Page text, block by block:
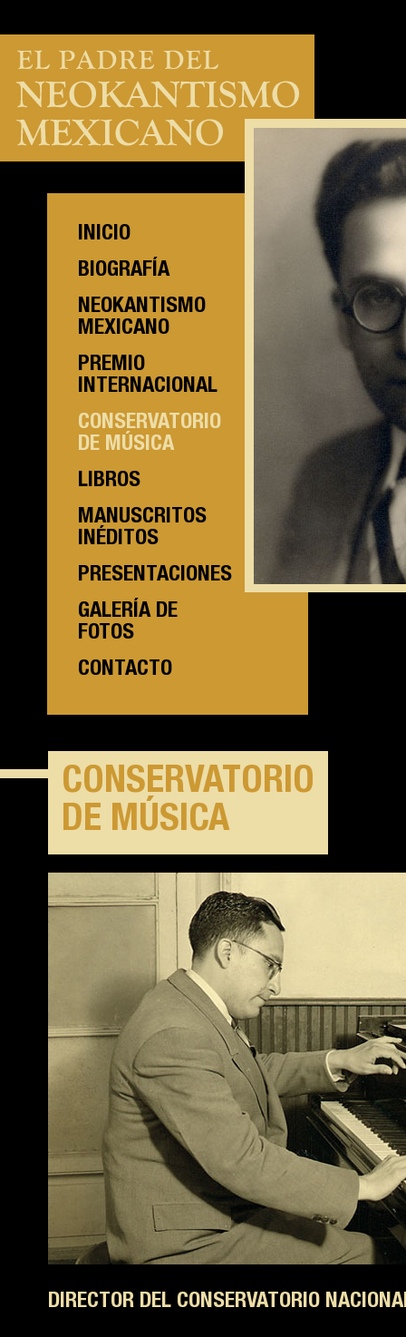
INICIO
BIOGRAFÍA
NEOKANTISMO
MEXICANO
PREMIO
INTERNACIONAL
CONSERVATORIO
DE MÚSICA
LIBROS
MANUSCRITOS
INÉDITOS
PRESENTACIONES
GALERÍA DE
FOTOS
CONTACTO
CONSERVATORIO
DE MÚSICA
DIRECTOR DEL CONSERVATORIO